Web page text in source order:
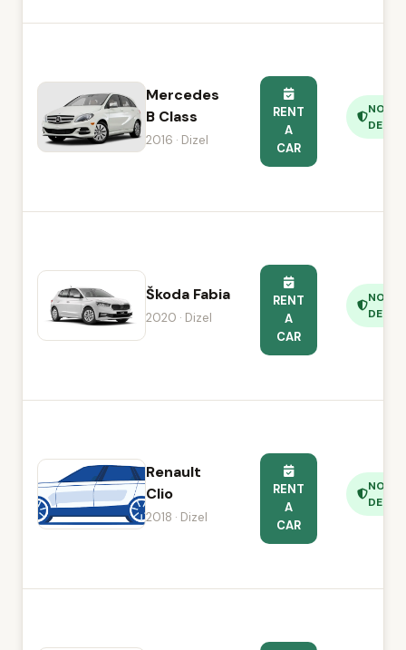
Mercedes
B Class
2016 · Dizel
RENT
A
CAR
NO
Škoda Fabia
2020 · Dizel
RENT
A
CAR
NO
Renault
Clio
2018 · Dizel
RENT
A
CAR
NO